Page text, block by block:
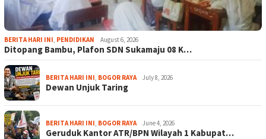
BERITA HARI INI, PENDIDIKAN August 6, 2026
Ditopang Bambu, Plafon SDN Sukamaju 08 K…
BERITA HARI INI, BOGOR RAYA July 8, 2026
Dewan Unjuk Taring
BERITA HARI INI, BOGOR RAYA June 4, 2026
Geruduk Kantor ATR/BPN Wilayah 1 Kabupat…